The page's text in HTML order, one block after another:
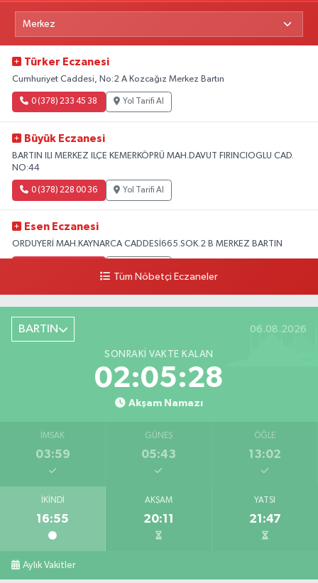
Türker Eczanesi
Cumhuriyet Caddesi, No:2 A Kozcağız Merkez Bartın
0 (378) 233 45 38 Yol Tarifi Al
Büyük Eczanesi
BARTIN ILI MERKEZ ILÇE KEMERKÖPRÜ MAH.DAVUT FIRINCIOGLU CAD.
NO:44
0 (378) 228 00 36 Yol Tarifi Al
Esen Eczanesi
ORDUYERİ MAH.KAYNARCA CADDESİ665.SOK.2 B MERKEZ BARTIN
Şiremirçavuş Mahallesi, Kırıkçı Zeliha Ana Sokak No:20 8 Merkez Bartın
0 (378) 227 85 45
Tüm Nöbetçi Eczaneler
BARTIN 06.08.2026
SONRAKI VAKTE KALAN
02:05:27
Akşam Namazı
İMSAK
03:59
GÜNEŞ
05:43
ÖĞLE
13:02
İKINDI
16:55
AKŞAM
20:11
YATSI
21:47
Aylık Vakitler